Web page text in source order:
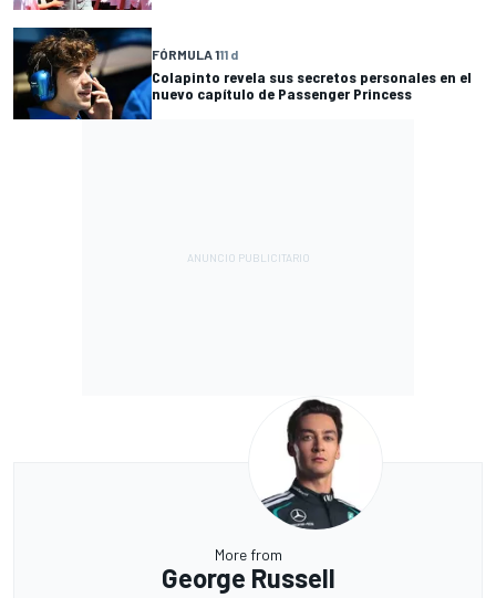
FÓRMULA 111 d
Colapinto revela sus secretos personales en el
nuevo capítulo de Passenger Princess
More from
George Russell